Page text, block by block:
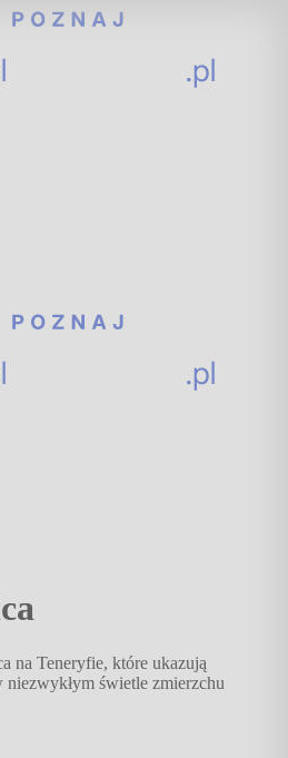
na Teneryfie, które ukazują
niezwykłym świetle zmierzchu